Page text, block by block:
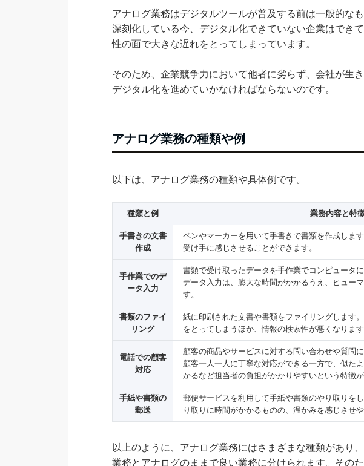
アナログ業務はデジタルツールが普及する前は一般的な
深刻化している今、デジタル化できていない企業はでき
性の面で大きな遅れをとってしまっています。
そのため、企業競争力において他者に劣らず、会社が生
デジタル化を進めていかなければならないのです。
アナログ業務の種類や例
以下は、アナログ業務の種類や具体例です。
種類と例 業務内容と特
手書きの文書
作成
ペンやマーカーを用いて手書きで書類を作成しま
受け手に感じさせることができます。
手作業でのデ
ータ入力
書類で受け取ったデータを手作業でコンピュータ
データ入力は、膨大な時間がかかるうえ、ヒュー
す。
書類のファイ
リング
紙に印刷された文書や書類をファイリングします
をとってしまうほか、情報の検索性が悪くなります
電話での顧客
対応
顧客の商品やサービスに対する問い合わせや質問
顧客一人一人に丁寧な対応ができる一方で、似た
かるなど担当者の負担がかかりやすいという特徴が
手紙や書類の
郵送
郵便サービスを利用して手紙や書類のやり取りを
り取りに時間がかかるものの、温かみを感じさせ
以上のように、アナログ業務にはさまざまな種類があり
業務とアナログのままで良い業務に分けられます。そのた